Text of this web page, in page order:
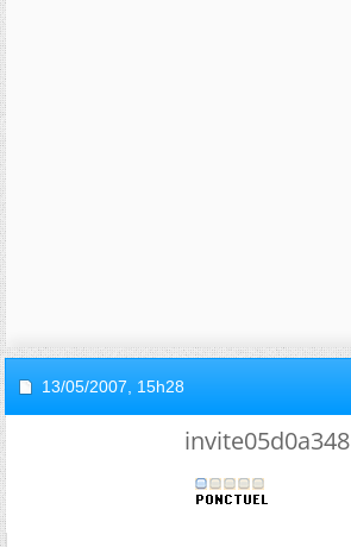
13/05/2007, 15h28
invite05d0a348